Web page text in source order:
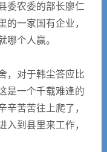
委农委的部长廖仁
的一家国有企业，
哪个人赢。
，对于韩尘答应比
是一个千载难逢的
辛苦苦往上爬了，
入到县里来工作，